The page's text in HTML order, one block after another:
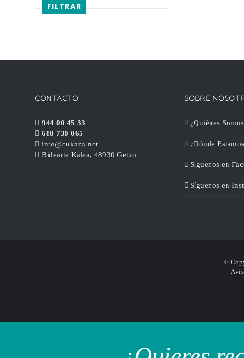
FILTRAR
CONTACTO
944 00 45 33
688 730 065
info@dukana.net
Bidearte Kalea, 48930 Getxo
SOBRE
¿Quiénes
¿Dónde
Síguenos en
Síguenos en
©